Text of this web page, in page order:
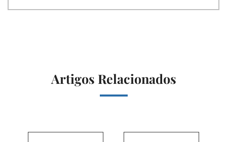
Artigos Relacionados